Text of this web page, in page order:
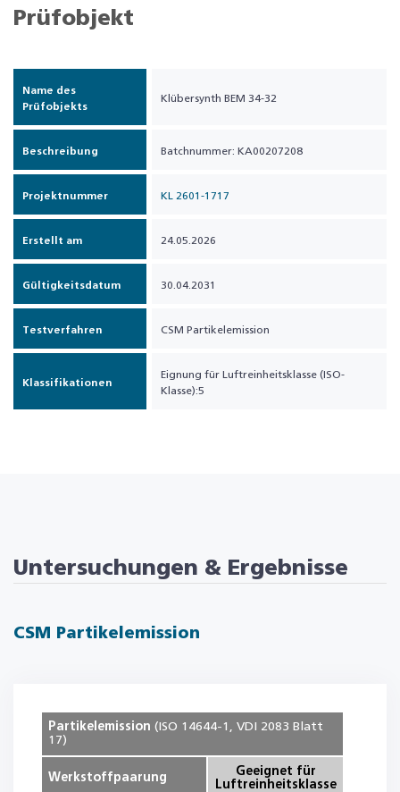
Prüfobjekt
Name des
Prüfobjekts
Klübersynth BEM 34-32
Beschreibung Batchnummer: KA00207208
Projektnummer KL 2601-1717
Erstellt am 24.05.2026
Gültigkeitsdatum 30.04.2031
Testverfahren CSM Partikelemission
Klassifikationen
Eignung für Luftreinheitsklasse (ISO-
Klasse):5
Untersuchungen & Ergebnisse
CSM Partikelemission
Partikelemission(ISO 14644-1, VDI 2083 Blatt
17)
Werkstoffpaarung
Geeignet für
Luftreinheitsklasse